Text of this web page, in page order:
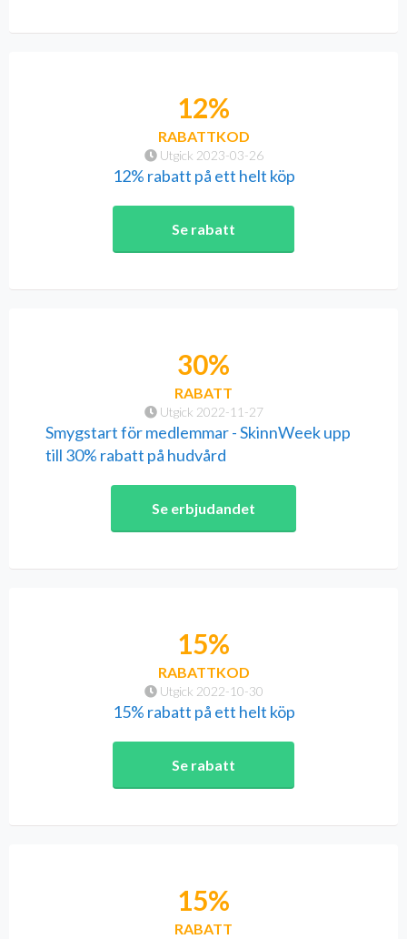
Utgick 2023-03-26
12%
RABATTKOD
12% rabatt på ett helt köp
Se rabatt
Utgick 2022-11-27
30%
RABATT
Smygstart för medlemmar - SkinnWeek upp
till 30% rabatt på hudvård
Se erbjudandet
Utgick 2022-10-30
15%
RABATTKOD
15% rabatt på ett helt köp
Se rabatt
15%
RABATT